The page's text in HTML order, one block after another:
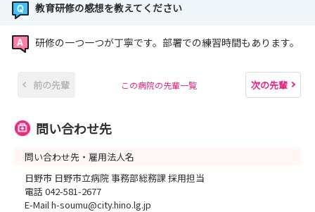
教育研修の感想を教えてください
研修の一つ一つが丁寧です。部署での練習時間もあります。
前の先輩 この病院の先輩一覧 次の先輩
問い合わせ先
問い合わせ先・雇用法人名
日野市 日野市立病院 事務部総務課 採用担当
電話 042-581-2677
E-Mail h-soumu@city.hino.lg.jp